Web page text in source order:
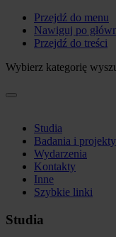
Przejdź do menu
Nawiguj po
Przejdź do treści
Wybierz kategorię
Studia
Badania i projekty
Wydarzenia
Kontakty
Inne
Szybkie linki
Studia